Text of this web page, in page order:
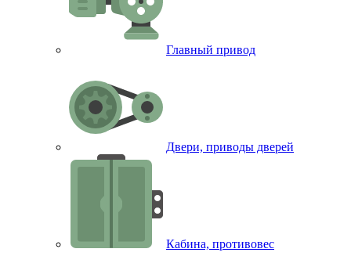
Главный привод
Двери, приводы дверей
Кабина, противовес